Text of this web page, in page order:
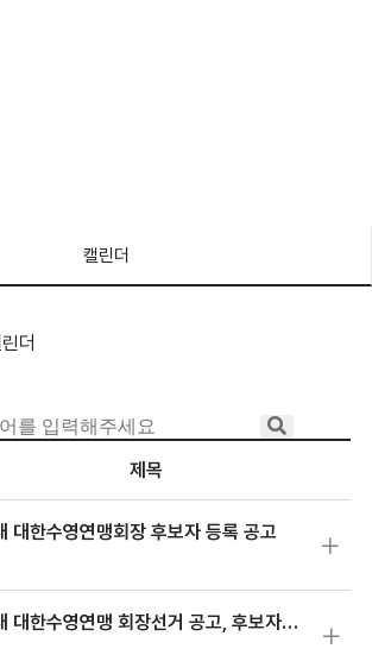
캘린더
더
제목
대한수영연맹회장 후보자 등록 공고
제29대 대한수영연맹 회장선거 공고, 후보자등록 안내문 및 임원의 결격사유 게시